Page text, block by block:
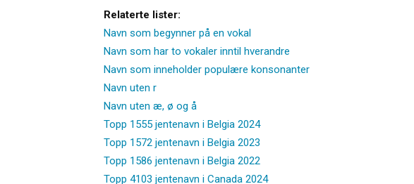
Relaterte lister:
Navn som begynner på en vokal
Navn som har to vokaler inntil hverandre
Navn som inneholder populære konsonanter
Navn uten r
Navn uten æ, ø og å
Topp 1555 jentenavn i Belgia 2024
Topp 1572 jentenavn i Belgia 2023
Topp 1586 jentenavn i Belgia 2022
Topp 4103 jentenavn i Canada 2024